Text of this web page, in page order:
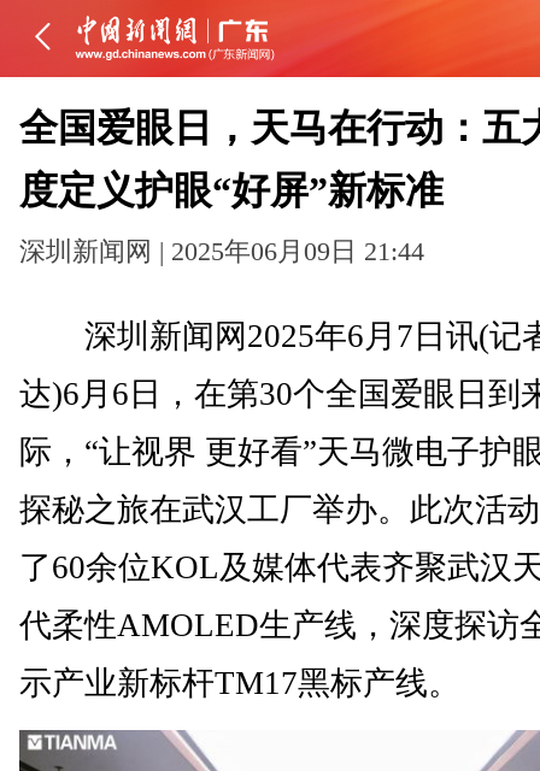
全国爱眼日，天马在行动：五
度定义护眼“好屏”新标准
深圳新闻网 | 2025年06月09日 21:44
深圳新闻网2025年6月7日讯(记
达)6月6日，在第30个全国爱眼日到
际，“让视界 更好看”天马微电子护
探秘之旅在武汉工厂举办。此次活
了60余位KOL及媒体代表齐聚武汉
代柔性AMOLED生产线，深度探访
示产业新标杆TM17黑标产线。